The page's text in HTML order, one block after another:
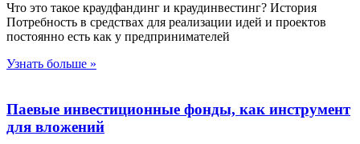
Что это такое краудфандинг и краудинвестинг? История
Потребность в средствах для реализации идей и проектов
постоянно есть как у предпринимателей
Узнать больше »
Паевые инвестиционные фонды, как инструмент
для вложений